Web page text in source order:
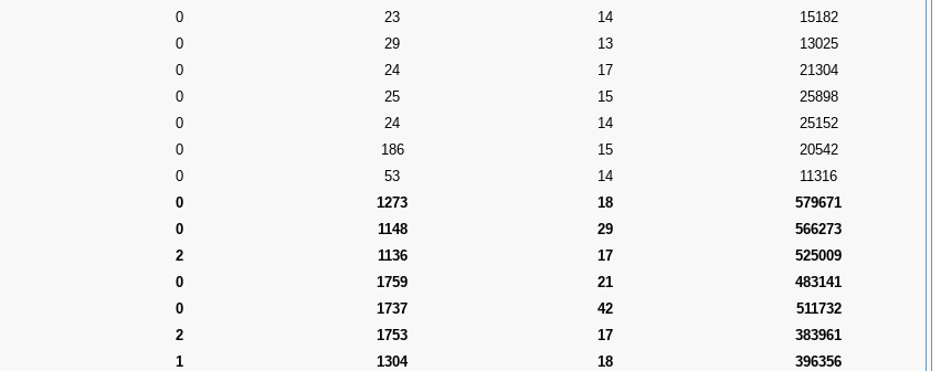
0 23 14
15182
0 29 13
13025
0 24 17
21304
0 25 15
25898
0 24 14
25152
0 186 15
20542
0 53 14
11316
0 1273 18
579671
0 1148 29
566273
2 1136 17
525009
0 1759 21
483141
0 1737 42
511732
2 1753 17
383961
1 1304 18
396356